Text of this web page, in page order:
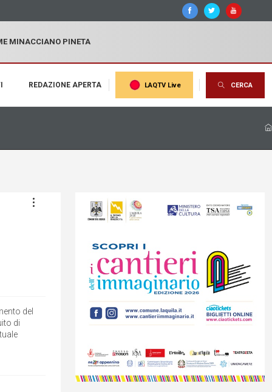
MINACCIANO PINETA
REDAZIONE APERTA LAQTV Live CERCA
del
di